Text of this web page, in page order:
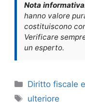
Nota
hanno valore
costituiscono
Verificare
un esperto.
Categorie
Diritto fiscale
Tag
ulteriore